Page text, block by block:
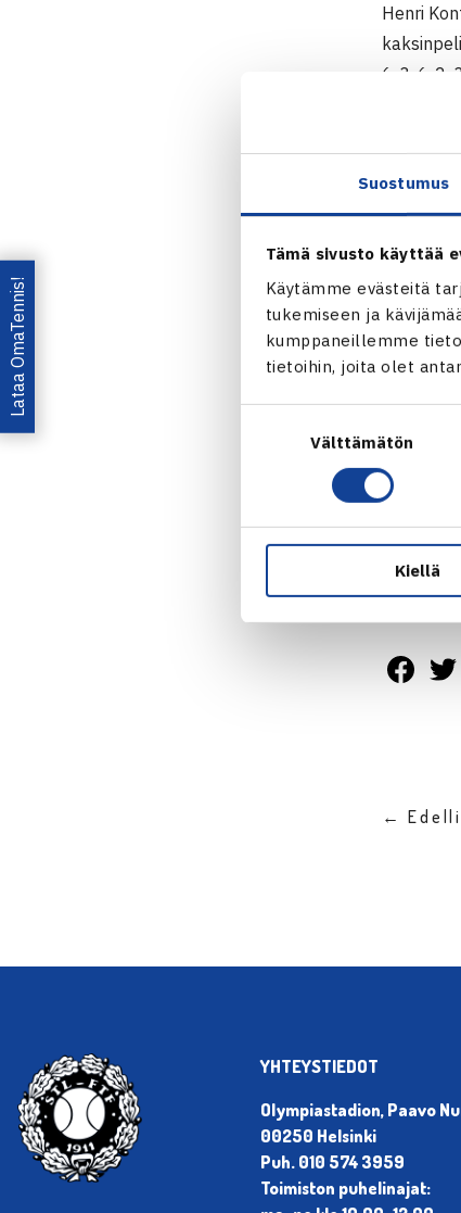
Suostumus
Tämä sivusto käyttää
Käytämme evästeitä
tukemiseen ja
kumppaneillemme
tietoihin, joita olet
Välttämätön
Kiellä
Henri
6-3, 6-2,
-Erät on
Ykkösten
Lazovin
Mutta
Henri
←
Lataa OmaTennis!
YHTEYSTIEDOT
Olympiastadion, Paavo
00250 Helsinki
Puh. 010 574 3959
Toimiston puhelinajat: